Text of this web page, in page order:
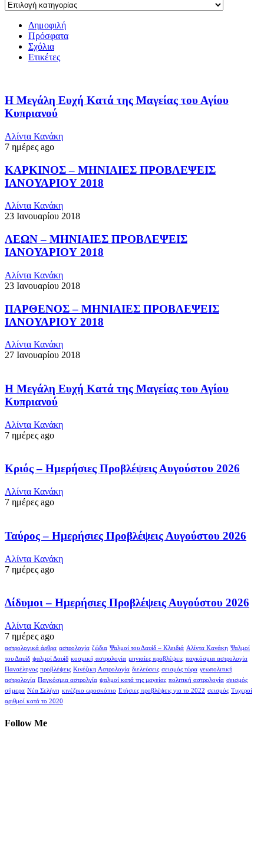
Δημοφιλή
Πρόσφατα
Σχόλια
Ετικέτες
Η Μεγάλη Ευχή Κατά της Μαγείας του Αγίου
Κυπριανού
Αλίντα Κανάκη
7 ημέρες ago
ΚΑΡΚΙΝΟΣ – ΜΗΝΙΑΙΕΣ ΠΡΟΒΛΕΨΕΙΣ
ΙΑΝΟΥΑΡΙΟΥ 2018
Αλίντα Κανάκη
23 Ιανουαρίου 2018
ΛΕΩΝ – ΜΗΝΙΑΙΕΣ ΠΡΟΒΛΕΨΕΙΣ
ΙΑΝΟΥΑΡΙΟΥ 2018
Αλίντα Κανάκη
23 Ιανουαρίου 2018
ΠΑΡΘΕΝΟΣ – ΜΗΝΙΑΙΕΣ ΠΡΟΒΛΕΨΕΙΣ
ΙΑΝΟΥΑΡΙΟΥ 2018
Αλίντα Κανάκη
27 Ιανουαρίου 2018
Η Μεγάλη Ευχή Κατά της Μαγείας του Αγίου
Κυπριανού
Αλίντα Κανάκη
7 ημέρες ago
Κριός – Ημερήσιες Προβλέψεις Αυγούστου 2026
Αλίντα Κανάκη
7 ημέρες ago
Ταύρος – Ημερήσιες Προβλέψεις Αυγούστου 2026
Αλίντα Κανάκη
7 ημέρες ago
Δίδυμοι – Ημερήσιες Προβλέψεις Αυγούστου 2026
Αλίντα Κανάκη
7 ημέρες ago
αστρολογικά άρθρα αστρολογία ζώδια Ψαλμοί του Δαυίδ – Κλειδιά Αλίντα Κανάκη Ψαλμοί
του Δαυίδ ψαλμοί Δαυίδ κοσμική αστρολογία μηνιαίες προβλέψεις παγκόσμια αστρολογία
Πανσέληνος προβλέψεις Κινέζικη Αστρολογία διελεύσεις σεισμός τώρα γεωπολιτική
αστρολογία Παγκόσμια αστρολγία ψαλμοί κατά της μαγείας πολιτική αστρολογία σεισμός
σήμερα Νέα Σελήνη κινέζικο ωροσκόπιο Ετήσιες προβλέψεις για το 2022 σεισμός Τυχεροί
αριθμοί κατά το 2020
Follow Me